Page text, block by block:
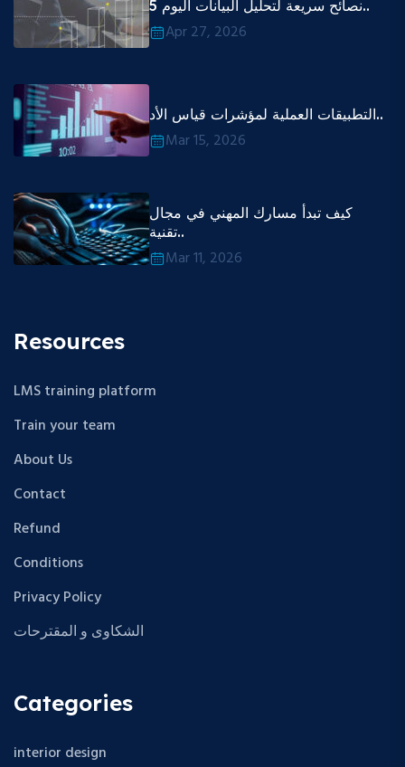
5 نصائح سريعة لتحليل البيانات اليوم..
Apr 27, 2026
التطبيقات العملية لمؤشرات قياس الأد..
Mar 15, 2026
كيف تبدأ مسارك المهني في مجال
تقنية..
Mar 11, 2026
Resources
LMS training platform
Train your team
About Us
Contact
Refund
Conditions
Privacy Policy
الشكاوى و المقترحات
Categories
interior design